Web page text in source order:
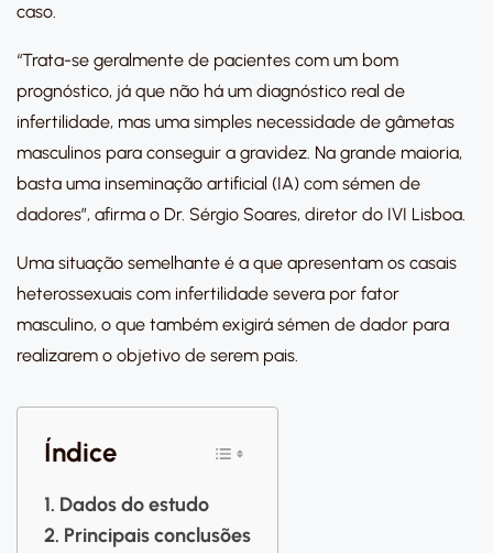
caso.
“Trata-se geralmente de pacientes com um bom
prognóstico, já que não há um diagnóstico real de
infertilidade, mas uma simples necessidade de gâmetas
masculinos para conseguir a gravidez. Na grande maioria,
basta uma inseminação artificial (IA) com sémen de
dadores”, afirma o Dr. Sérgio Soares, diretor do IVI Lisboa.
Uma situação semelhante é a que apresentam os casais
heterossexuais com infertilidade severa por fator
masculino, o que também exigirá sémen de dador para
realizarem o objetivo de serem pais.
Índice
Dados do estudo
Principais conclusões